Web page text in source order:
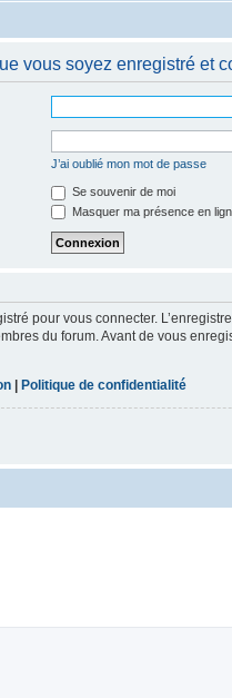
vous soyez enregistré et
J’ai oublié mon mot de passe
Se souvenir de moi
Masquer ma présence en
pour vous connecter.
du forum. Avant de vous
| Politique de confidentialité